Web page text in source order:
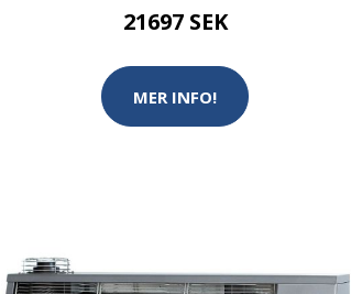
21697 SEK
MER INFO!